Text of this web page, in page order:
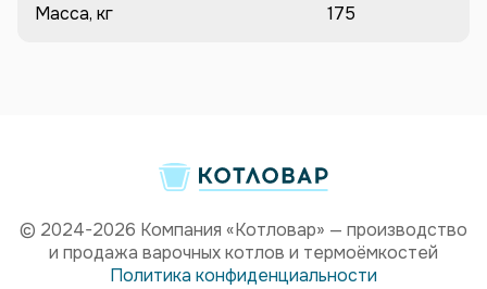
Масса, кг 175
© 2024-2026 Компания «Котловар» — производство
и продажа варочных котлов и термоёмкостей
Политика конфиденциальности